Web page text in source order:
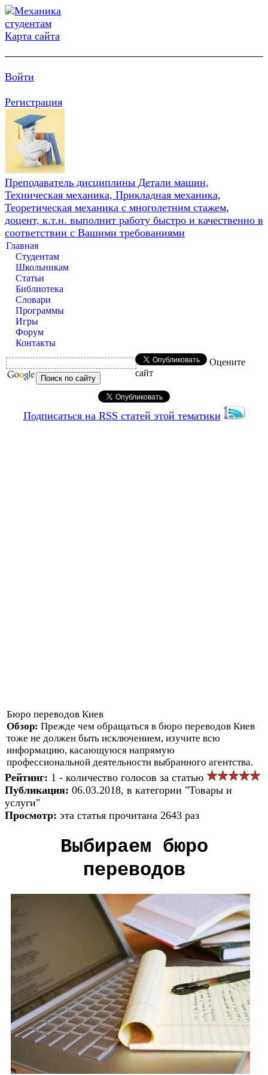
Карта сайта
Войти
Регистрация
Преподаватель дисциплины Детали машин,
Техническая механика, Прикладная механика,
Теоретическая механика с многолетним стажем,
доцент, к.т.н. выполнит работу быстро и качественно в
соответствии с Вашими требованиями
Главная
Студентам
Школьникам
Статьи
Библиотека
Словари
Программы
Игры
Форум
Контакты
Оцените
сайт
Подписаться на RSS статей этой тематики
Бюро переводов Киев
Обзор: Прежде чем обращаться в бюро переводов Киев
тоже не должен быть исключением, изучите всю
информацию, касающуюся напрямую
профессиональной деятельности выбранного агентства.
Рейтинг: 1 - количество голосов за статью
Публикация: 06.03.2018, в категории "Товары и
услуги"
Просмотр: эта статья прочитана 2643 раз
Выбираем бюро
переводов